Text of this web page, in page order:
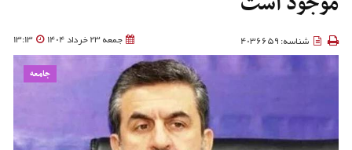
جمعه 23 خرداد 1404 13:13 شناسه: 4036659
جامعه